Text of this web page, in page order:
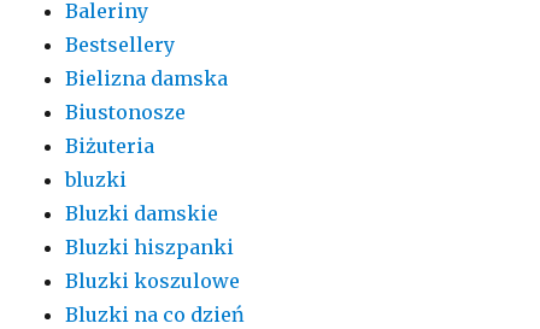
Baleriny
Bestsellery
Bielizna damska
Biustonosze
Biżuteria
bluzki
Bluzki damskie
Bluzki hiszpanki
Bluzki koszulowe
Bluzki na co dzień